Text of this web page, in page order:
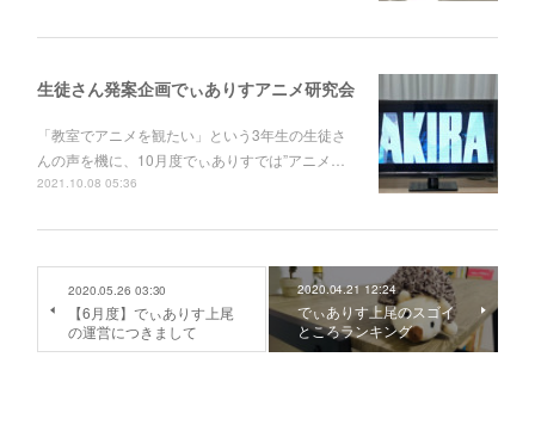
生徒さん発案企画でぃありすアニメ研究会
「教室でアニメを観たい」という3年生の生徒さ
んの声を機に、10月度でぃありすでは”アニメ…
2021.10.08 05:36
2020.05.26 03:30
【6月度】でぃありす上尾
の運営につきまして
2020.04.21 12:24
でぃありす上尾のスゴイ
ところランキング